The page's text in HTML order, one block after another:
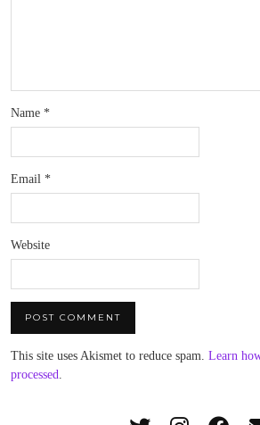
Name *
Email *
Website
This site uses Akismet to reduce spam. Learn
processed.